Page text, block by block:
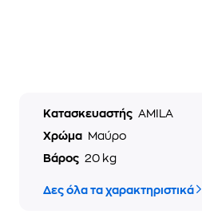
Κατασκευαστής AMILA
Χρώμα
Μαύρο
Βάρος 20 kg
Δες όλα τα χαρακτηριστικά